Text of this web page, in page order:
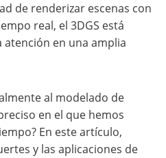
de renderizar escenas con
real, el 3DGS está
en una amplia
al modelado de
en el que hemos
En este artículo,
y las aplicaciones de